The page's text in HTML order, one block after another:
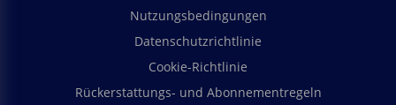
Nutzungsbedingungen
Datenschutzrichtlinie
Cookie-Richtlinie
Rückerstattungs- und Abonnementregeln